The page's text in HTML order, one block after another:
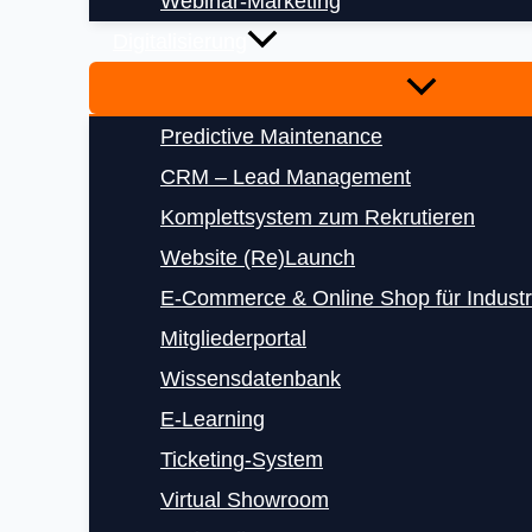
Predictive Maintenance
CRM – Lead Management
Komplettsystem zum Rekrutieren
Website (Re)Launch
E‑Commerce & Online Shop für
Mitgliederportal
Wissensdatenbank
E‑Learning
Ticketing-System
Virtual Showroom